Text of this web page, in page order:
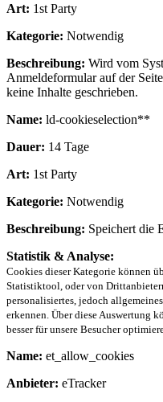
Art: 1st Party
Kategorie: Notwendig
Beschreibung: Wird vom
Anmeldeformular auf der
keine Inhalte geschrieben.
Name: ld-cookieselection**
Dauer: 14 Tage
Art: 1st Party
Kategorie: Notwendig
Beschreibung: Speichert die
Statistik & Analyse:
Cookies dieser Kategorie können
Statistiktool, oder von
personalisiertes, jedoch
erkennen. Über diese Auswertung
besser für unsere Besucher
Name: et_allow_cookies
Anbieter: eTracker